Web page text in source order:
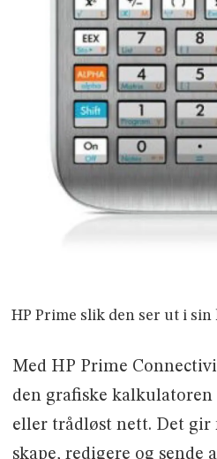
HP Prime slik den ser ut i sin
Med HP Prime
den grafiske kalkulatoren
eller trådløst nett. Det
skape, redigere og sende